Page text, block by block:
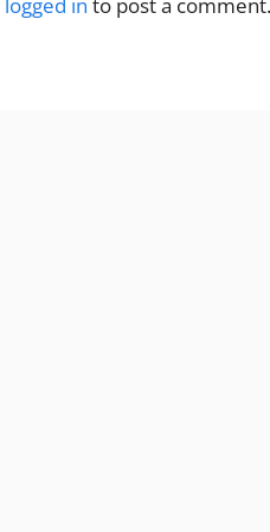
logged in to post a comment.